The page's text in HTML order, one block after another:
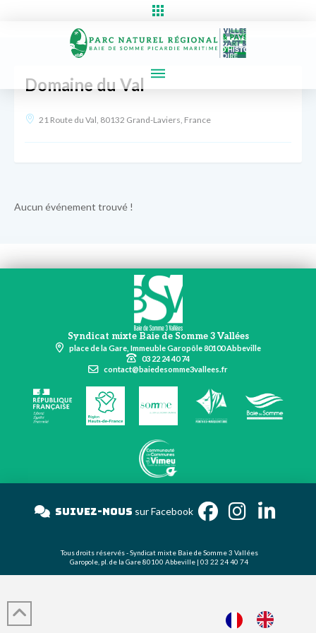
Domaine du Val
21 Route du Val, 80132 Grand-Laviers, France
Aucun événement trouvé !
Syndicat mixte Baie de Somme 3 Vallées
place de la Gare, Immeuble Garopôle 80100 Abbeville
03 22 24 40 74
contact@baiedesomme3vallees.fr
Suivez-nous sur Facebook
Tous droits réservés - Syndicat mixte Baie de Somme 3 Vallées
Garopole, pl. de la Gare 80100 Abbeville | 03 22 24 40 74